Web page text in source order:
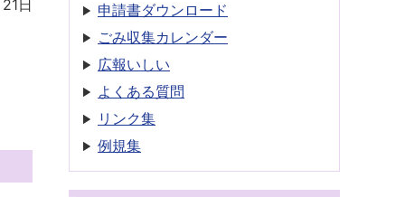
日
申請書ダウンロード
ごみ収集カレンダー
広報いしい
よくある質問
リンク集
例規集